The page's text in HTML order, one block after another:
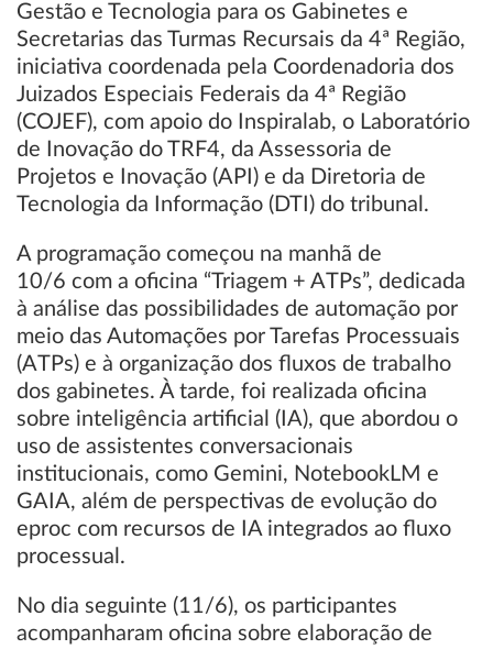
Gestão e Tecnologia para os Gabinetes e
Secretarias das Turmas Recursais da 4ª Região,
iniciativa coordenada pela Coordenadoria dos
Juizados Especiais Federais da 4ª Região
(COJEF), com apoio do Inspiralab, o Laboratório
de Inovação do TRF4, da Assessoria de
Projetos e Inovação (API) e da Diretoria de
Tecnologia da Informação (DTI) do tribunal.
A programação começou na manhã de
10/6 com a oficina “Triagem + ATPs”, dedicada
à análise das possibilidades de automação por
meio das Automações por Tarefas Processuais
(ATPs) e à organização dos fluxos de trabalho
dos gabinetes. À tarde, foi realizada oficina
sobre inteligência artificial (IA), que abordou o
uso de assistentes conversacionais
institucionais, como Gemini, NotebookLM e
GAIA, além de perspectivas de evolução do
eproc com recursos de IA integrados ao fluxo
processual.
No dia seguinte (11/6), os participantes
acompanharam oficina sobre elaboração de